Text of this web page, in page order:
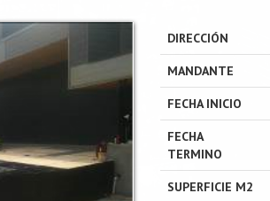
DIRECCIÓN
MANDANTE
FECHA INICIO
FECHA
TERMINO
SUPERFICIE M2